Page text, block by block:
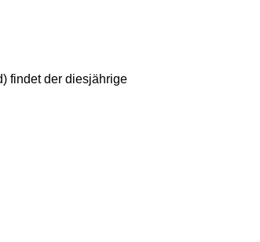
findet der diesjährige